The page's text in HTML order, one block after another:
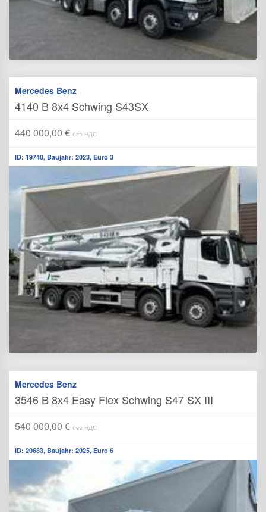
Mercedes Benz
4140 B 8x4 Schwing S43SX
440 000,00 € без НДС
ID: 19740, Baujahr: 2023, Euro 3
Mercedes Benz
3546 B 8x4 Easy Flex Schwing S47 SX III
540 000,00 € без НДС
ID: 20683, Baujahr: 2025, Euro 6